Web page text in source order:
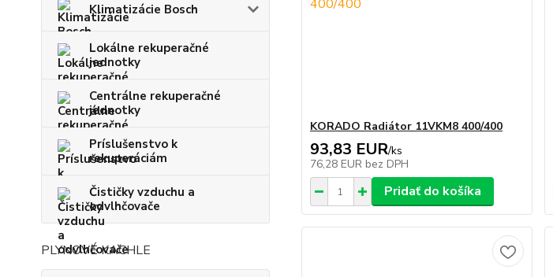
Klimatizácie Bosch
Lokálne rekuperačné
jednotky
Centrálne rekuperačné
jednotky
Príslušenstvo k
rekuperáciám
Čističky vzduchu a
odvlhčovače
PLYNOVÉ KACHLE
KORADO Radiátor 11VKM8 400/400
93,83 EUR/ks
76,28 EUR bez DPH
Pridať do košíka